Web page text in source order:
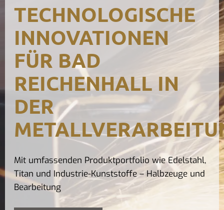
TECHNOLOGISCHE
INNOVATIONEN
FÜR BAD
REICHENHALL IN
DER
Mit umfassenden Produktportfolio wie Edelstahl,
Titan und Industrie-Kunststoffe – Halbzeuge und
Bearbeitung